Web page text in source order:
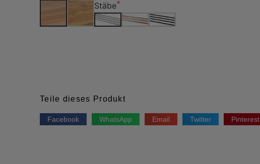
Stäbe
Teile dieses Produkt
Facebook WhatsApp Email Twitter Pinterest